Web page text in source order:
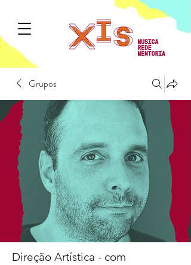
Grupos
Direção Artística - com